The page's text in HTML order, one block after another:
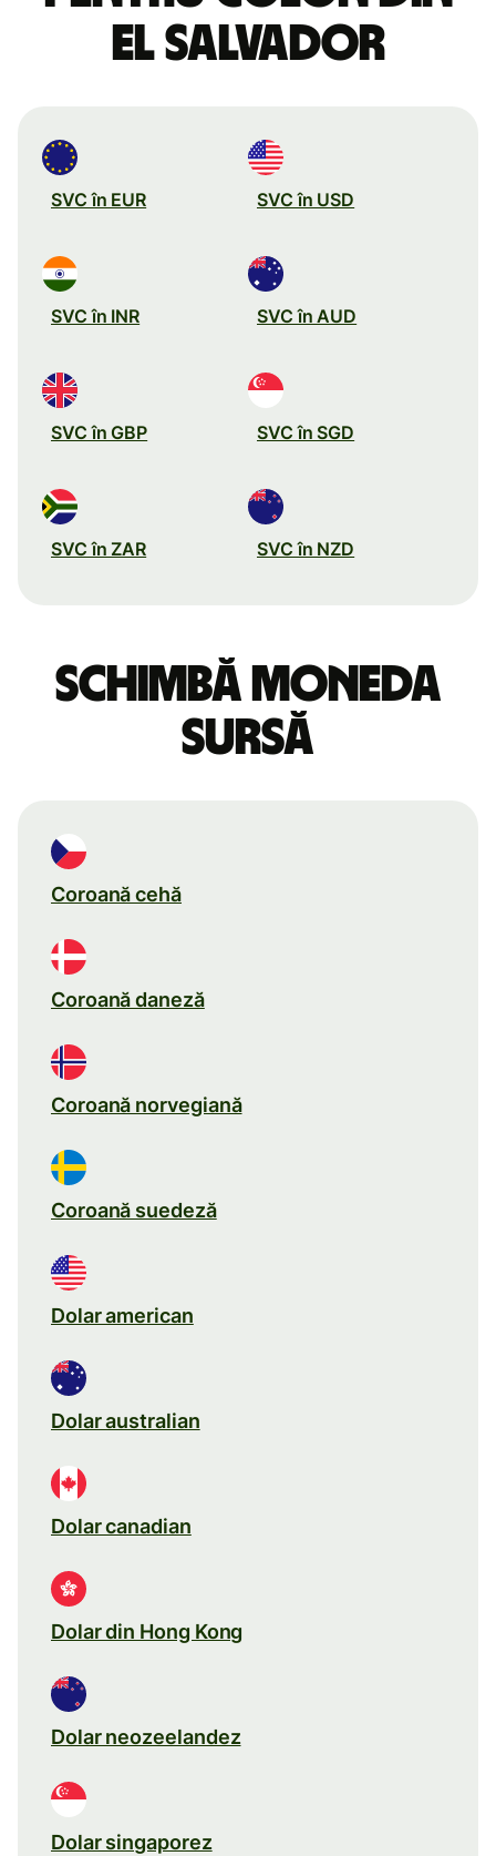
El Salvador
SVC în EUR SVC în USD
SVC în INR SVC în AUD
SVC în GBP SVC în SGD
SVC în ZAR SVC în NZD
Schimbă moneda
sursă
Coroană cehă
Coroană daneză
Coroană norvegiană
Coroană suedeză
Dolar american
Dolar australian
Dolar canadian
Dolar din Hong Kong
Dolar neozeelandez
Dolar singaporez